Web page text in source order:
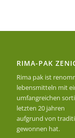
RIMA-PAK
Rima pak ist
lebensmitteln mit
umfangreichen
letzten 20 jahren
aufgrund von
gewonnen hat.